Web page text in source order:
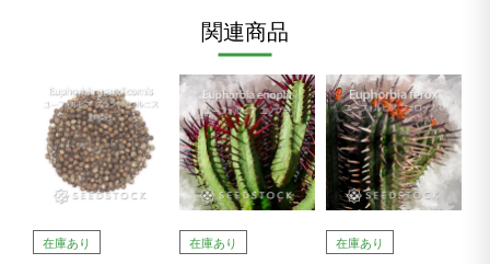
関連商品
在庫あり 在庫あり 在庫あり